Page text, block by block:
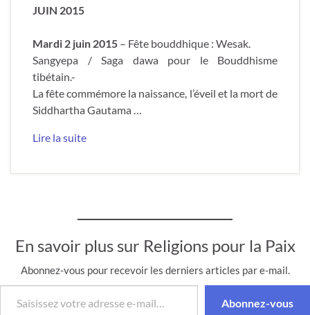
JUIN 2015
Mardi 2 juin 2015 – Fête bouddhique : Wesak.
Sangyepa / Saga dawa pour le Bouddhisme
tibétain.-
La fête commémore la naissance, l’éveil et la mort de
Siddhartha Gautama …
Lire la suite
En savoir plus sur Religions pour la Paix
Abonnez-vous pour recevoir les derniers articles par e-mail.
Saisissez votre adresse e-mail…
Abonnez-vous